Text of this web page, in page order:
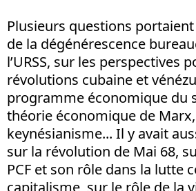
Plusieurs questions
de la dégénérescence
l’URSS, sur les perspectives
révolutions cubaine et
programme économique du
théorie économique de
keynésianisme... Il y avait
sur la révolution de Mai 68,
PCF et son rôle dans la lutte
capitalisme, sur le rôle de la